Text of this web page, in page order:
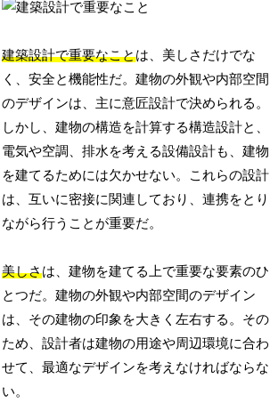
建築設計で重要なことは、美しさだけでな
く、安全と機能性だ。建物の外観や内部空間
のデザインは、主に意匠設計で決められる。
しかし、建物の構造を計算する構造設計と、
電気や空調、排水を考える設備設計も、建物
を建てるためには欠かせない。これらの設計
は、互いに密接に関連しており、連携をとり
ながら行うことが重要だ。
美しさは、建物を建てる上で重要な要素のひ
とつだ。建物の外観や内部空間のデザイン
は、その建物の印象を大きく左右する。その
ため、設計者は建物の用途や周辺環境に合わ
せて、最適なデザインを考えなければならな
い。